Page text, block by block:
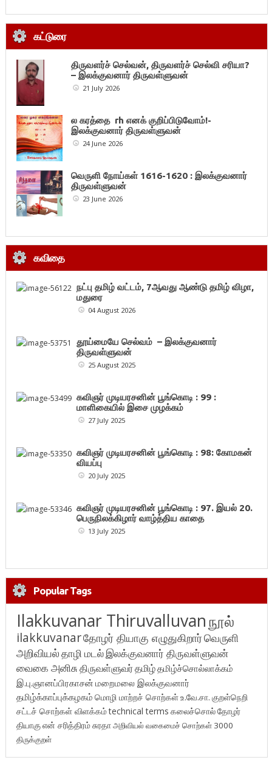
கட்டுரை
திருவளர்ச் செல்வன், திருவளர்ச் செல்வி சரியா?
– இலக்குவனார் திருவள்ளுவன்
21 July 2026
ல கரத்தை rh எனக் குறிப்பிடுவோம்!-
இலக்குவனார் திருவள்ளுவன்
24 June 2026
வெருளி நோய்கள் 1616-1620 : இலக்குவனார்
திருவள்ளுவன்
23 June 2026
கவிதை
நட்பு தமிழ் வட்டம், 7ஆவது ஆண்டு தமிழ் விழா,
மதுரை
04 August 2026
தூய்மையே செல்வம் – இலக்குவனார்
திருவள்ளுவன்
25 August 2025
கவிஞர் முடியரசனின் பூங்கொடி : 99 :
மாளிகையில் இசை முழக்கம்
27 July 2025
கவிஞர் முடியரசனின் பூங்கொடி : 98: கோமகன்
வியப்பு
20 July 2025
கவிஞர் முடியரசனின் பூங்கொடி : 97. இயல் 20.
பெருநிலக்கிழார் வாழ்த்திய காதை
13 July 2025
Popular Tags
Ilakkuvanar Thiruvalluvanநூல்
ilakkuvanarதோழர் தியாகு எழுதுகிறார்வெருளி
அறிவியல்தாழி மடல்இலக்குவனார் திருவள்ளுவன்
வைகை அனிசுதிருவள்ளுவர்தமிழ்தமிழ்ச்சொல்லாக்கம்
இ.பு.ஞானப்பிரகாசன் மறைமலை இலக்குவனார்
தமிழ்க்காப்புக்கழகம் மொழி மாற்றச் சொற்கள்உ.வே.சா. குறள்நெறி
சட்டச் சொற்கள் விளக்கம்technical terms கலைச்சொல்தோழர்
தியாகுஎன் சரித்திரம்சுரதாஅறிவியல் வகைமைச் சொற்கள் 3000
திருக்குறள்